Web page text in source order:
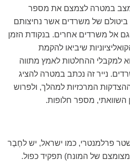
במטרה לצמצם את מספר
של משרדים אשר נחיצותם
אל משרדים אחרים. בנקודת הזמן
שיביאו להקמת
לקרוא למקבלי ההחלטות לאמץ מתווה
נייר זה נכתב במטרה להציג
המרכזיות למהלך, ולפרוש
השוואתי, מספר חלופות.
פרלמנטרי, כמו ישראל, יש לחֶבֶר
של המונח) תפקיד כפול.